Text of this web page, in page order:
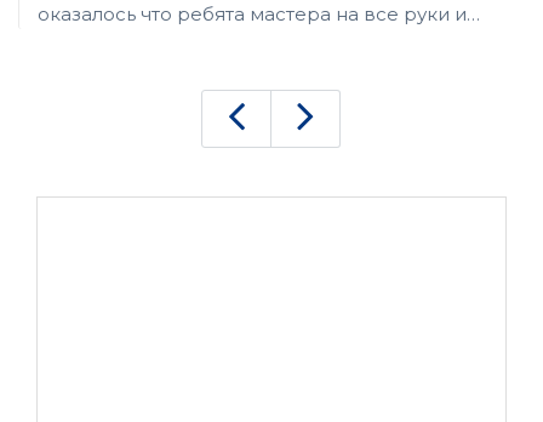
оказалось что ребята мастера на все руки и
айфоне дисплей поменяли в этот же день,
модернизацию тоже сделали за день с
пришлось оставить на пару дней! Ребята